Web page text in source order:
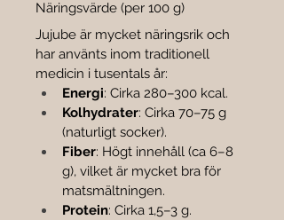
Näringsvärde (per 100 g)
Jujube är mycket näringsrik och
har använts inom traditionell
medicin i tusentals år:
Energi: Cirka 280–300 kcal.
Kolhydrater: Cirka 70–75 g
(naturligt socker).
Fiber: Högt innehåll (ca 6–8
g), vilket är mycket bra för
matsmältningen.
Protein: Cirka 1,5–3 g.